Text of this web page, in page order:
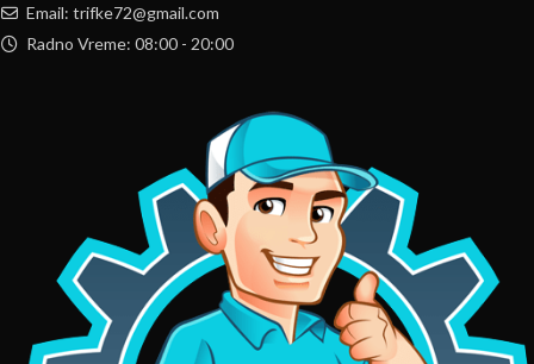
Email: trifke72@gmail.com
Radno Vreme: 08:00 - 20:00